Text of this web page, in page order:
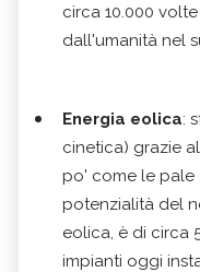
circa 10.000
dall'umanità nel
Energia eolica:
cinetica) grazie
po' come le pale
potenzialità del
eolica, è di circa
impianti oggi